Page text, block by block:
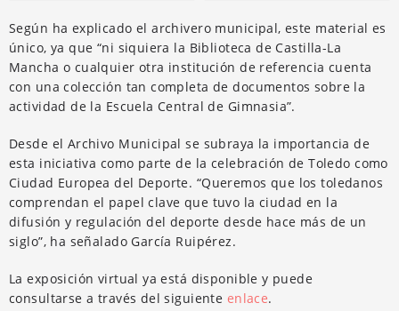
Según ha explicado el archivero municipal, este material es
único, ya que “ni siquiera la Biblioteca de Castilla-La
Mancha o cualquier otra institución de referencia cuenta
con una colección tan completa de documentos sobre la
actividad de la Escuela Central de Gimnasia”.
Desde el Archivo Municipal se subraya la importancia de
esta iniciativa como parte de la celebración de Toledo como
Ciudad Europea del Deporte. “Queremos que los toledanos
comprendan el papel clave que tuvo la ciudad en la
difusión y regulación del deporte desde hace más de un
siglo”, ha señalado García Ruipérez.
La exposición virtual ya está disponible y puede
consultarse a través del siguiente enlace.